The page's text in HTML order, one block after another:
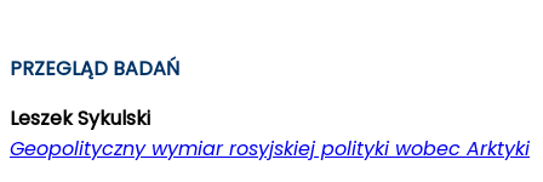
PRZEGLĄD BADAŃ
Leszek Sykulski
Geopolityczny wymiar rosyjskiej polityki wobec Arktyki